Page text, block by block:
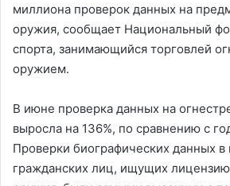
миллиона проверок данных на
оружия, сообщает Национальный
спорта, занимающийся торговлей
оружием.
В июне проверка данных на
выросла на 136%, по сравнению с
Проверки биографических данных
гражданских лиц, ищущих